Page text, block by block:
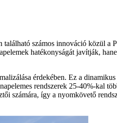
számos innováció közül a
hatékonyságát javítják,
érdekében. Ez a
rendszerek 25-40%-kal
számára, így a nyomkövető